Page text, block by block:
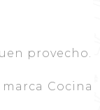
provecho.
marca Cocina